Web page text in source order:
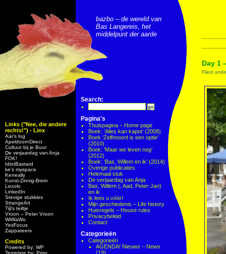
Links ("Nee, die andere
rechts!") - Linx
Aar’s log
ApeldoornDirect
Cultuur bij je Buur
De verjaardag van Anja
FOK!
IdiotBastard
ke's myspace
Keneally
Kunst-Zinnig-Brein
Lexolo
LinkedIn
Stevige stukkies
StrangeArt
Tijl’s teiltje
Vroon – Peter Vroon
WiWaWo
YesFocus
Zappateers
Credits
Powered by: WP
Template by: Priss
bazbo – de wereld van
Bas Langereis, het
middelpunt der aarde
Search:
Pagina's
Thuispagina – Home page
Boek: ‘Alles kan kapot’ (2008)
Boek ‘Zelfmoord is een optie’
(2010)
Boek: ‘Maar we leven nog’
(2012)
Boek: ‘Bas, Willem en ik’ (2014)
Overige publicaties
Helemaal stuk
De verjaardag van Anja
Bas, Willem (, Aad, Peter-Jan)
en ik
Ik lees u vóór!
Mijn geschiedenis – Life history
Huisregels – House rules
Privacybeleid
Contact
Categorieën
Categorieën
AGENDA! Nieuws – News
(19)
Day 1
Filed